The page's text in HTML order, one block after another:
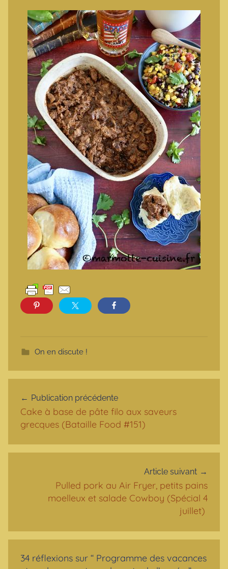
On en discute !
Publication précédente
Cake à base de pâte filo aux saveurs
grecques (Bataille Food #151)
Article suivant
Pulled pork au Air Fryer, petits pains
moelleux et salade Cowboy (Spécial 4
juillet)
34 réflexions sur “ Programme des vacances